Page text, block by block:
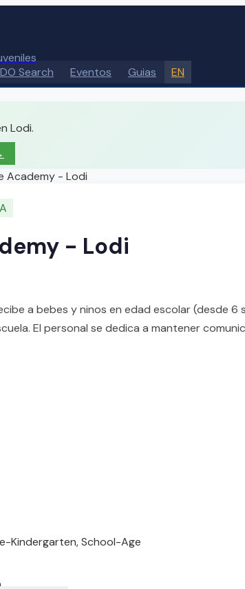
Search Eventos Guias EN
Lodi.
Academy - Lodi
- Lodi
a bebes y ninos en edad escolar (desde
El personal se dedica a mantener
Kindergarten, School-Age